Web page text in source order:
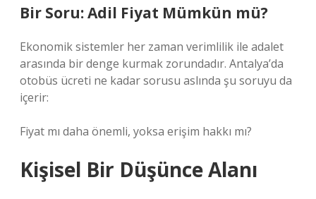
Bir Soru: Adil Fiyat Mümkün mü?
Ekonomik sistemler her zaman verimlilik ile adalet
arasında bir denge kurmak zorundadır. Antalya’da
otobüs ücreti ne kadar sorusu aslında şu soruyu da
içerir:
Fiyat mı daha önemli, yoksa erişim hakkı mı?
Kişisel Bir Düşünce Alanı